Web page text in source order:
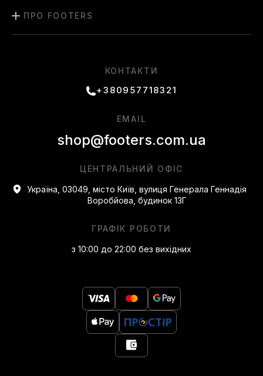
ПРО FOOTERS
КОНТАКТИ
+380957718321
ЦЕНТРАЛЬНИЙ ОФІС
Україна, 03049, місто Київ, вулиця Генерала Геннадія
Воробйова, будинок 13Г
ГРАФІК РОБОТИ
з 10:00 до 22:00 без вихідних
EMAIL
shop@footers.com.ua